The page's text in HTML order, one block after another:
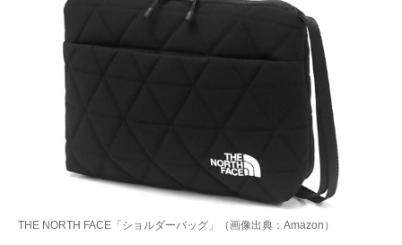
THE NORTH FACE「ショルダーバッグ」（画像出典：Amazon）